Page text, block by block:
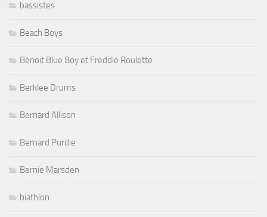
bassistes
Beach Boys
Benoit Blue Boy et Freddie Roulette
Berklee Drums
Bernard Allison
Bernard Purdie
Bernie Marsden
biathlon